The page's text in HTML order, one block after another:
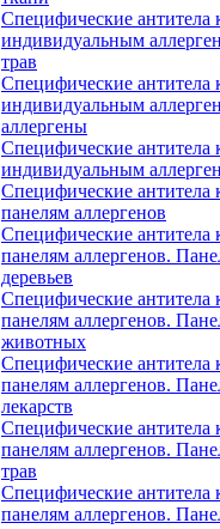
Специфические антитела
индивидуальным
трав
Специфические антитела
индивидуальным
аллергены
Специфические антитела
индивидуальным
Специфические антитела
панелям аллергенов
Специфические антитела
панелям аллергенов.
деревьев
Специфические антитела
панелям аллергенов.
животных
Специфические антитела
панелям аллергенов.
лекарств
Специфические антитела
панелям аллергенов.
трав
Специфические антитела
панелям аллергенов.